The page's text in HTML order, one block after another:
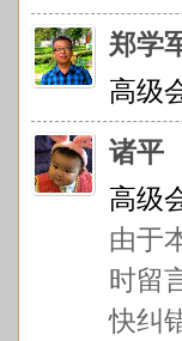
郑学
高级
诸平
高级
由于
时留
快纠